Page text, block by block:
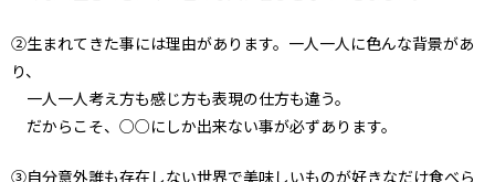
②生まれてきた事には理由があります。一人一人に色んな背景があ
り、
一人一人考え方も感じ方も表現の仕方も違う。
だからこそ、○○にしか出来ない事が必ずあります。
③自分意外誰も存在しない世界で美味しいものが好きなだけ食べら